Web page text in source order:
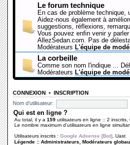
Le forum technique
En cas de problème
Aidez-nous également à
suggestions, réflexions,
Vous pouvez enfin venir y
AllezSedan.com. Pas de
Modérateurs L'équipe de
La corbeille
Comme son nom l'indique ...
Modérateurs L'équipe de
CONNEXION • INSCRIPTION
Nom d’utilisateur:
Qui est en ligne ?
Au total, il y a 159 utilisateurs en ligne :: 2
Le nombre maximum d’utilisateurs en ligne
Utilisateurs inscrits : Google Adsense [Bot] Uast
Légende :: Administrateurs Modérateurs